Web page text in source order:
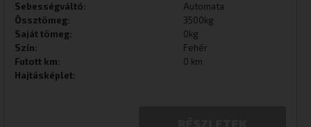
Sebességváltó:
Automata
Össztömeg:
3500kg
Saját tömeg:
0kg
Szín:
Fehér
Futott km:
0 km
Hajtásképlet: